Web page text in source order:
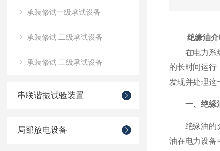
承装修试一级承试设备
承装修试 二级承试设备
承装修试 三级承试设备
串联谐振试验装置
局部放电设备
绝缘油
在电力系统
的长时间运行
发现并处理这
一、绝缘
绝缘油的介
油在电力设备